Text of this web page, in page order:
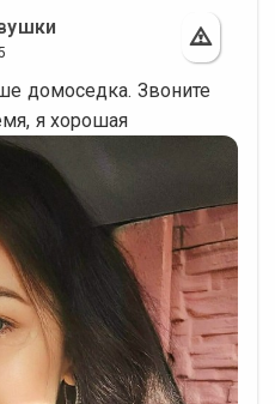
домоседка. Звоните
я хорошая